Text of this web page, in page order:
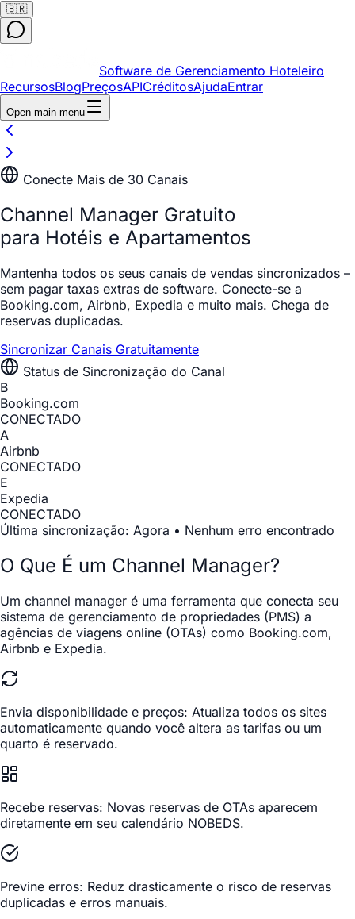
🇧🇷
Software de Gerenciamento Hoteleiro
RecursosBlogPreçosAPICréditosAjudaEntrar
Open main menu
Conecte Mais de 30 Canais
Channel Manager Gratuito
para Hotéis e Apartamentos
Mantenha todos os seus canais de vendas sincronizados –
sem pagar taxas extras de software. Conecte-se a
Booking.com, Airbnb, Expedia e muito mais. Chega de
reservas duplicadas.
Sincronizar Canais Gratuitamente
Status de Sincronização do Canal
B
Booking.com
CONECTADO
A
Airbnb
CONECTADO
E
Expedia
CONECTADO
Última sincronização: Agora • Nenhum erro encontrado
O Que É um Channel Manager?
Um channel manager é uma ferramenta que conecta seu
sistema de gerenciamento de propriedades (PMS) a
agências de viagens online (OTAs) como Booking.com,
Airbnb e Expedia.
Envia disponibilidade e preços: Atualiza todos os sites
automaticamente quando você altera as tarifas ou um
quarto é reservado.
Recebe reservas: Novas reservas de OTAs aparecem
diretamente em seu calendário NOBEDS.
Previne erros: Reduz drasticamente o risco de reservas
duplicadas e erros manuais.